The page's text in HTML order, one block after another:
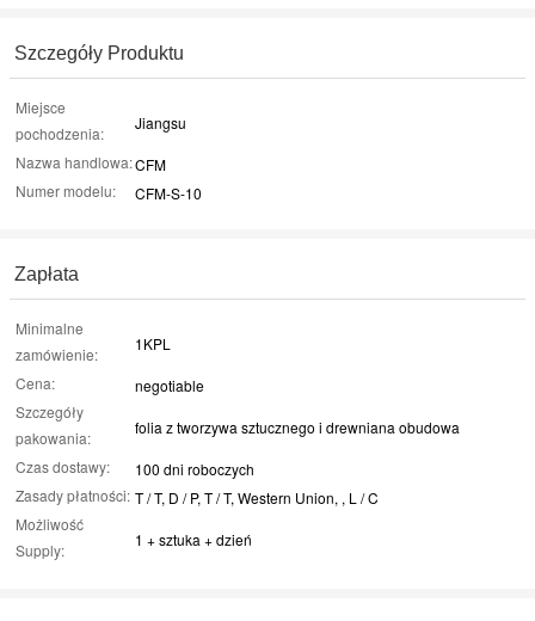
Szczegóły Produktu
Miejsce
pochodzenia:
Jiangsu
Nazwa handlowa:CFM
Numer modelu:
CFM-S-10
Zapłata
Minimalne
zamówienie:
1KPL
Cena:
negotiable
Szczegóły
pakowania:
folia z tworzywa sztucznego i drewniana obudowa
Czas dostawy:
100 dni roboczych
Zasady płatności: T / T, D / P, T / T, Western Union, , L / C
Możliwość
Supply:
1 + sztuka + dzień